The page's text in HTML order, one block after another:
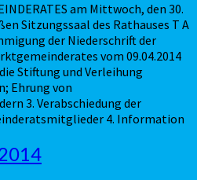
am Mittwoch, den 30.
Sitzungssaal des Rathauses T A
der Niederschrift der
vom 09.04.2014
Stiftung und Verleihung
Ehrung von
3. Verabschiedung der
4. Information